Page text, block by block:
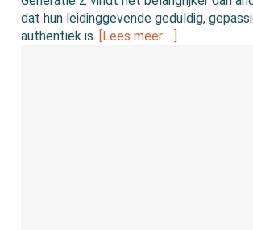
dat hun leidinggevende geduldig,
authentiek is. [Lees meer …]